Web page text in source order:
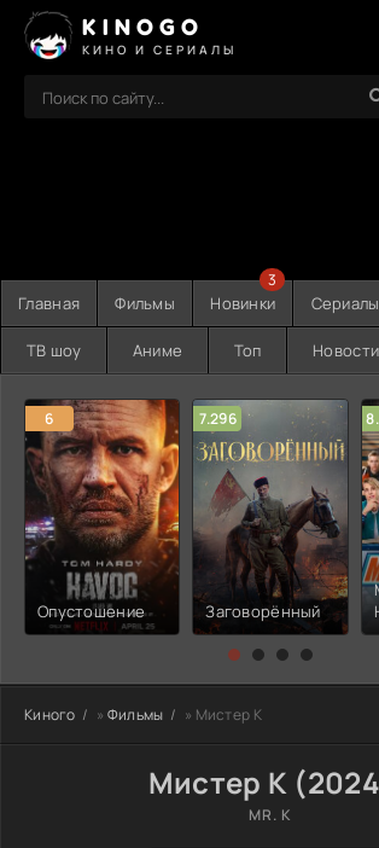
KINOGO
КИНО И СЕРИАЛЫ
Главная Фильмы Новинки
3
Сериалы
ТВ шоу Аниме Топ Новости
6
Опустошение
7.296
Заговорённый
Киного » Фильмы » Мистер К
Мистер К
MR. K